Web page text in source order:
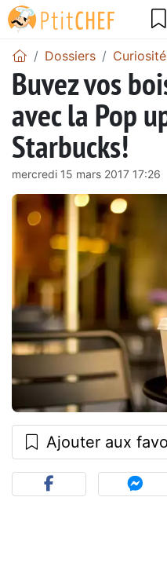
Dossiers
Buvez vos
avec la Pop
Starbucks!
mercredi 15 mars 2017 17:26
Ajouter aux